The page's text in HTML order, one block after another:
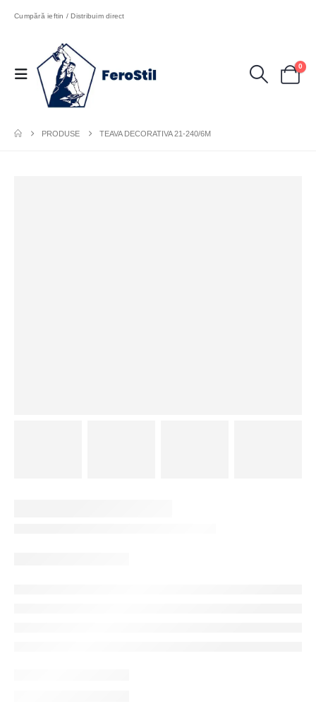
Cumpără ieftin / Distribuim direct
0
PRODUSE TEAVA DECORATIVA 21-240/6M